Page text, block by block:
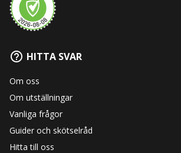
HITTA SVAR
Om oss
Om utställningar
Vanliga frågor
Guider och skötselråd
Hitta till oss